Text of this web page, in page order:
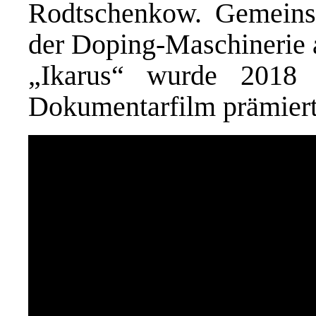
Rodtschenkow.
der Doping-Maschinerie
„Ikarus“ wurde
Dokumentarfilm